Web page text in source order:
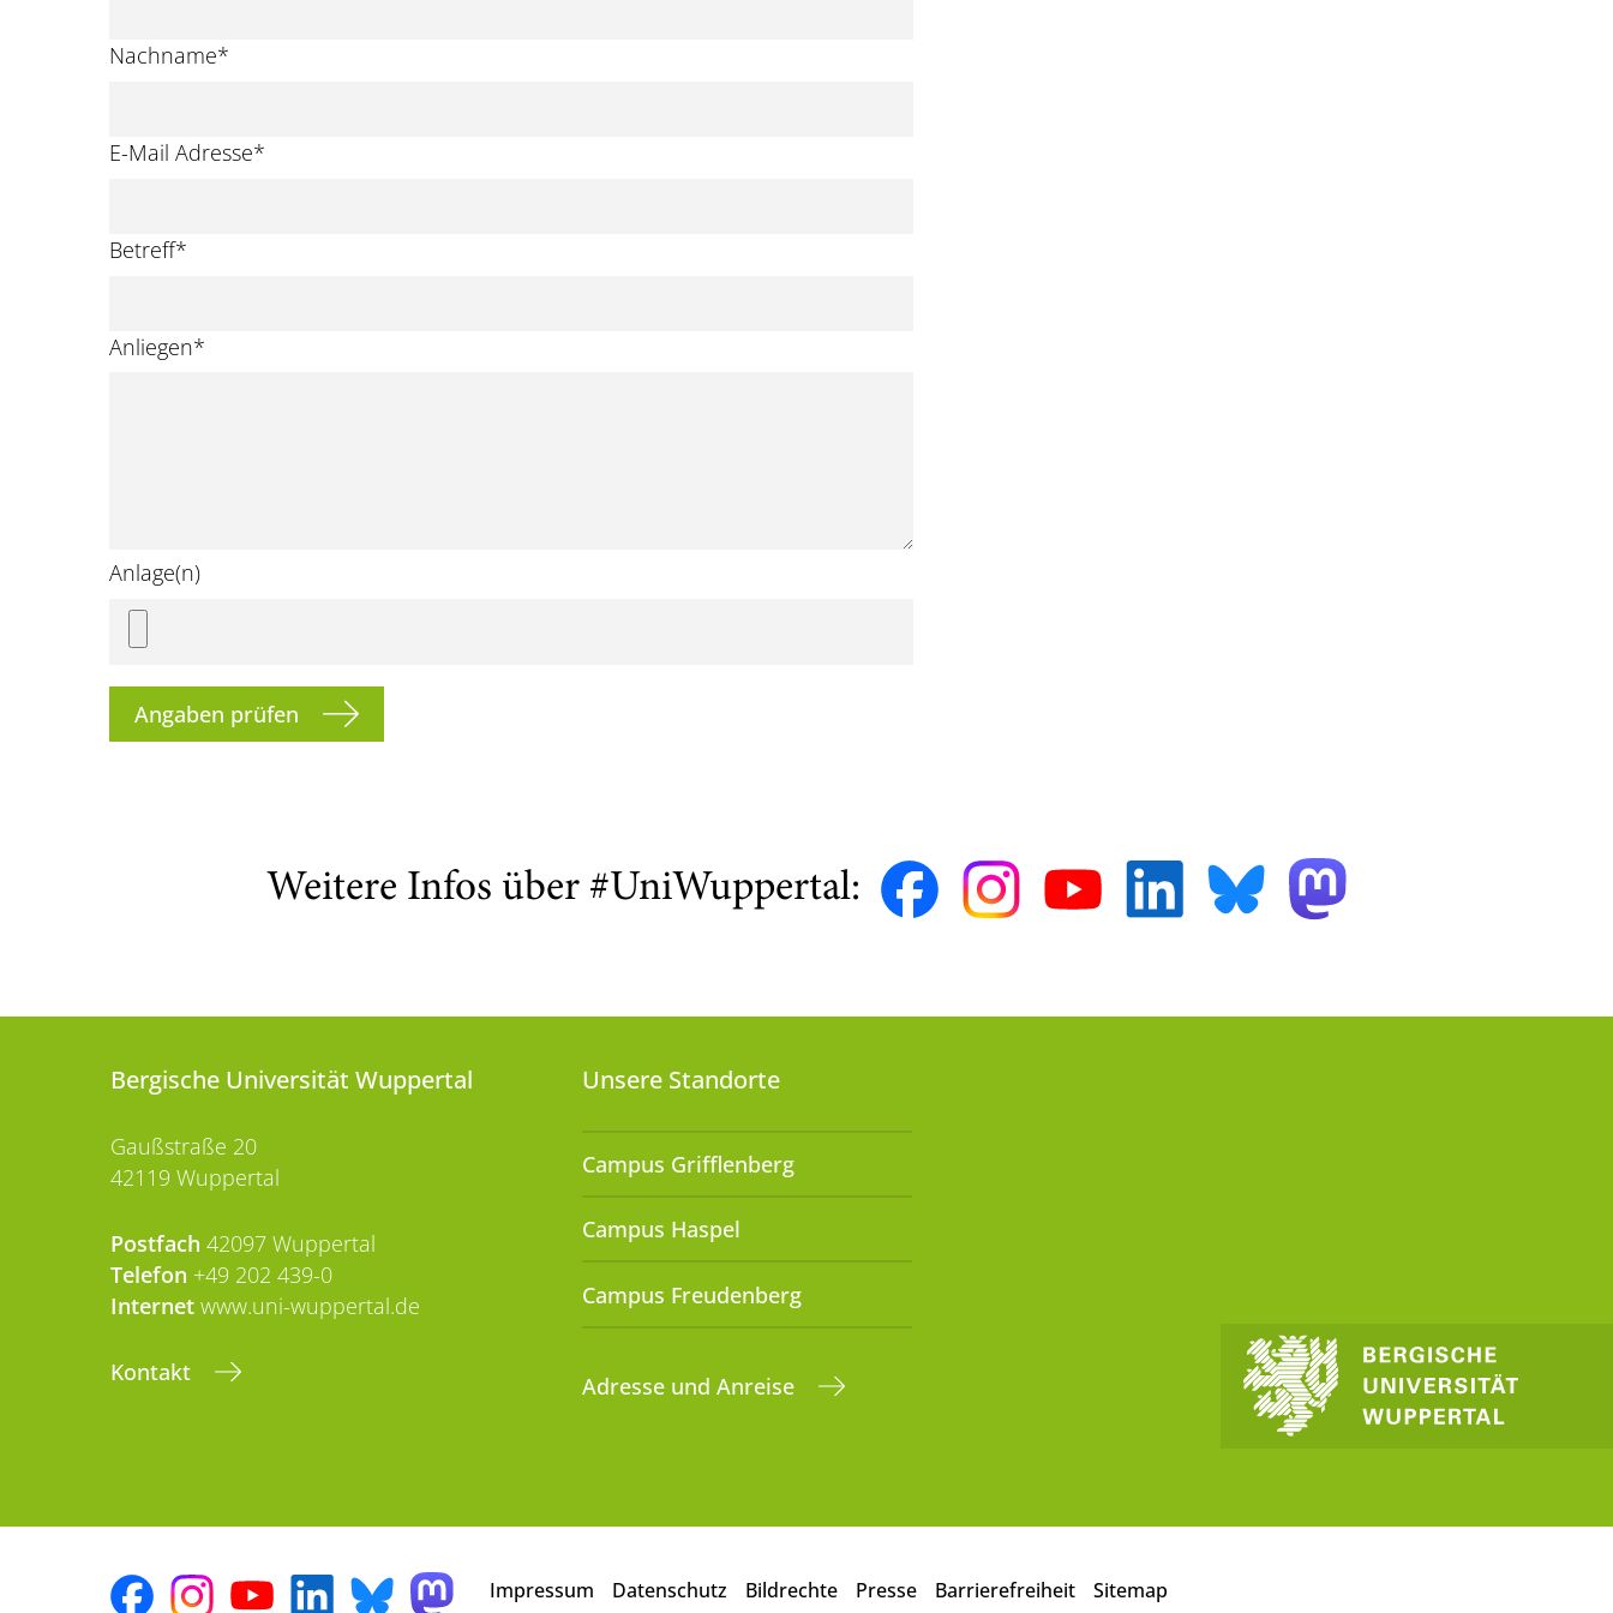
Nachname*
E-Mail Adresse*
Betreff*
Anliegen*
Anlage(n)
Angaben prüfen
Weitere Infos über #UniWuppertal:
Bergische Universität Wuppertal
Gaußstraße 20
42119 Wuppertal
Postfach 42097 Wuppertal
Telefon +49 202 439-0
Internet www.uni-wuppertal.de
Kontakt
Unsere Standorte
Campus Grifflenberg
Campus Haspel
Campus Freudenberg
Adresse und Anreise
Impressum Datenschutz Bildrechte Presse Barrierefreiheit Sitemap